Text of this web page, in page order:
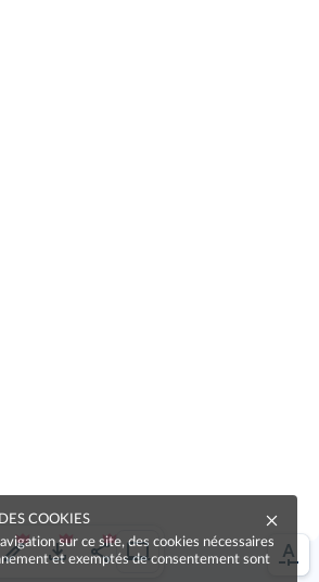
COOKIES
sur ce site, des cookies nécessaires
et exemptés de consentement sont